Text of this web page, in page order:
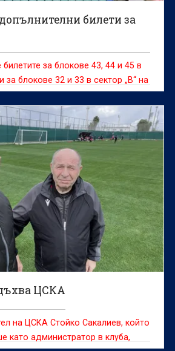
билети за
за блокове 43, 44 и 45 в
за блокове 32 и 33 в сектор „В“ на
„Васил Левски“ за днешното
от XXX кръг на efbet Лига вече
ЦСКА
на ЦСКА Стойко Сакалиев, който
като администратор в клуба,